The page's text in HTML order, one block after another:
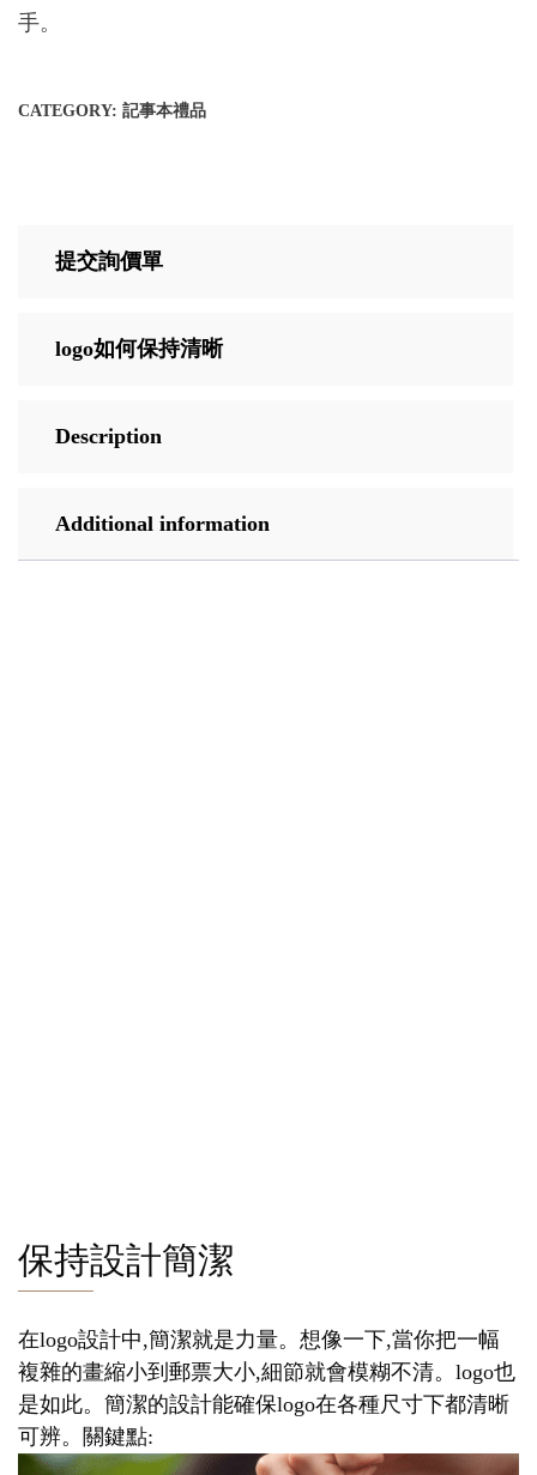
手。
CATEGORY: 記事本禮品
提交詢價單
logo如何保持清晰
Description
Additional information
保持設計簡潔
在logo設計中,簡潔就是力量。想像一下,當你把一幅
複雜的畫縮小到郵票大小,細節就會模糊不清。logo也
是如此。簡潔的設計能確保logo在各種尺寸下都清晰
可辨。關鍵點: